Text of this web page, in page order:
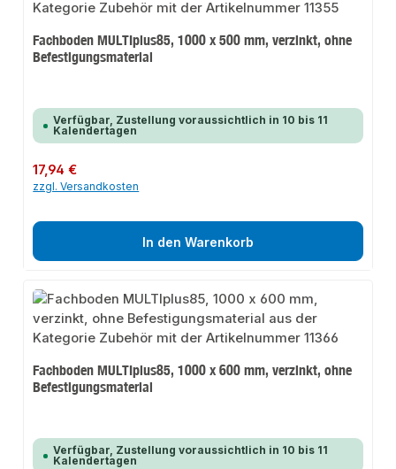
Fachboden MULTIplus85, 1000 x 500 mm, verzinkt, ohne
Befestigungsmaterial
Verfügbar, Zustellung voraussichtlich in 10 bis 11
Kalendertagen
Regulärer Preis:
17,94 €
zzgl. Versandkosten
In den Warenkorb
Fachboden MULTIplus85, 1000 x 600 mm, verzinkt, ohne
Befestigungsmaterial
Verfügbar, Zustellung voraussichtlich in 10 bis 11
Kalendertagen